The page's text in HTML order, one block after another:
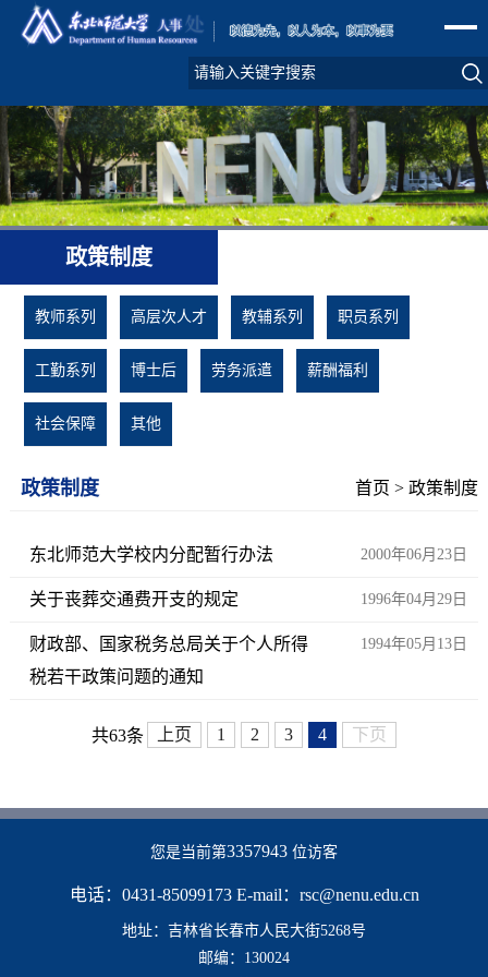
政策制度
教师系列 高层次人才 教辅系列 职员系列
工勤系列 博士后 劳务派遣 薪酬福利
社会保障 其他
政策制度 首页 >政策制度
2000年06月23日
东北师范大学校内分配暂行办法
1996年04月29日
关于丧葬交通费开支的规定
1994年05月13日
财政部、国家税务总局关于个人所得
税若干政策问题的通知
共63条 上页 1 2 3 4 下页
您是当前第3357943 位访客
电话：0431-85099173 E-mail：rsc@nenu.edu.cn
地址：吉林省长春市人民大街5268号
邮编：130024